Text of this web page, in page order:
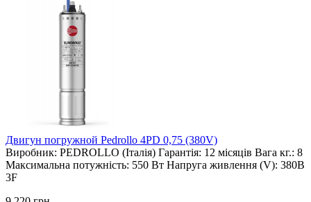
Двигун погружной Pedrollo 4PD 0,75 (380V)
Виробник: PEDROLLO (Італія) Гарантія: 12 місяців Вага кг.: 8
Максимальна потужність: 550 Вт Напруга живлення (V): 380В
3F